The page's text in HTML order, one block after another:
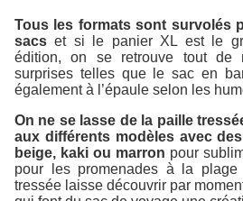
Tous les formats sont survolés
sacs et si le panier XL est le
édition, on se retrouve tout de
surprises telles que le sac en
également à l’épaule selon les
On ne se lasse de la paille
aux différents modèles avec
beige, kaki ou marron pour
pour les promenades à la
tressée laisse découvrir par